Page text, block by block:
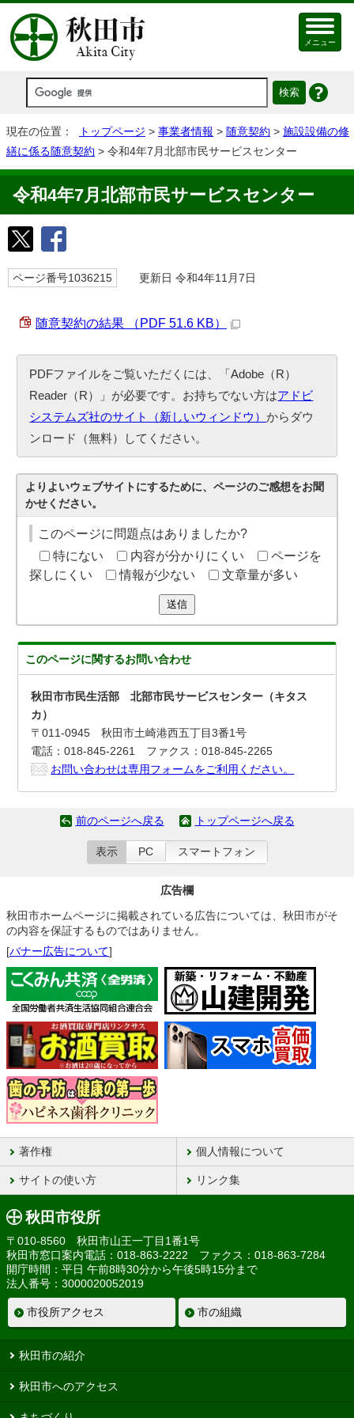
メニュー
現在の位置： トップページ > 事業者情報 > 随意契約 > 施設設備の修
繕に係る随意契約 > 令和4年7月北部市民サービスセンター
令和4年7月北部市民サービスセンター
ページ番号1036215 更新日 令和4年11月7日
随意契約の結果 （PDF 51.6 KB）
PDFファイルをご覧いただくには、「Adobe（R）
Reader（R）」が必要です。お持ちでない方はアドビ
システムズ社のサイト（新しいウィンドウ）からダウ
ンロード（無料）してください。
よりよいウェブサイトにするために、ページのご感想をお聞
かせください。
このページに問題点はありましたか?
特にない
内容が分かりにくい
ページを
探しにくい
情報が少ない 文章量が多い
送信
このページに関するお問い合わせ
秋田市市民生活部 北部市民サービスセンター（キタス
カ）
〒011-0945 秋田市土崎港西五丁目3番1号
電話：018-845-2261 ファクス：018-845-2265
お問い合わせは専用フォームをご利用ください。
前のページへ戻る トップページへ戻る
表示 PC スマートフォン
広告欄
秋田市ホームページに掲載されている広告については、秋田市がそ
の内容を保証するものではありません。
[バナー広告について]
著作権 個人情報について
サイトの使い方 リンク集
秋田市役所
〒010-8560 秋田市山王一丁目1番1号
秋田市窓口案内電話：018-863-2222 ファクス：018-863-7284
開庁時間：平日 午前8時30分から午後5時15分まで
法人番号：3000020052019
市役所アクセス 市の組織
秋田市の紹介
秋田市へのアクセス